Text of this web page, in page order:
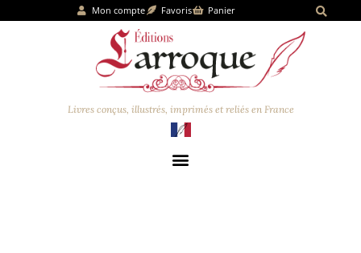
Mon compte Favoris Panier
Livres conçus, illustrés, imprimés et reliés en France